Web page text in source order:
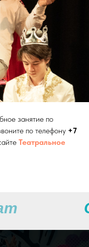
занятие по
по телефону +7
Театральное